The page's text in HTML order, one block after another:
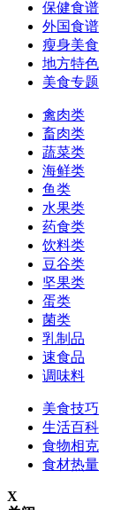
保健食谱
外国食谱
瘦身美食
地方特色
美食专题
禽肉类
畜肉类
蔬菜类
海鲜类
鱼类
水果类
药食类
饮料类
豆谷类
坚果类
蛋类
菌类
乳制品
速食品
调味料
美食技巧
生活百科
食物相克
食材热量
X